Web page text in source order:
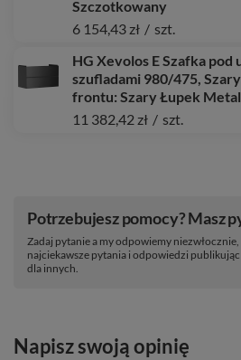
Szczotkowany
6 154,43 zł / szt.
HG Xevolos E Szafka pod
szufladami 980/475,
frontu: Szary Łupek
11 382,42 zł / szt.
Potrzebujesz pomocy? Masz
Zadaj pytanie a my odpowiemy niezwłocznie,
najciekawsze pytania i odpowiedzi publikując
dla innych.
Napisz swoją opinię